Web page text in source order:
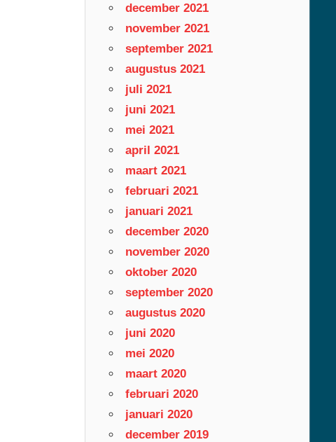
december 2021
november 2021
september 2021
augustus 2021
juli 2021
juni 2021
mei 2021
april 2021
maart 2021
februari 2021
januari 2021
december 2020
november 2020
oktober 2020
september 2020
augustus 2020
juni 2020
mei 2020
maart 2020
februari 2020
januari 2020
december 2019